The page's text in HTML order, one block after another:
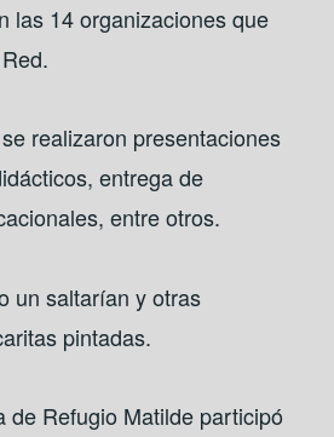
las 14 organizaciones que
realizaron presentaciones
entrega de
entre otros.
un saltarían y otras
pintadas.
de Refugio Matilde participó